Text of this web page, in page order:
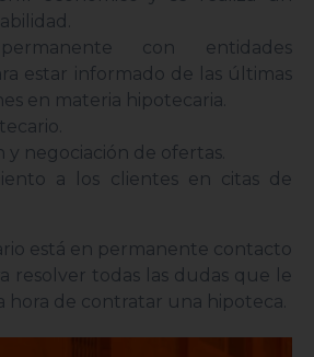
con entidades
estar informado de las últimas
en materia hipotecaria.
y negociación de ofertas.
a los clientes en citas de
está en permanente contacto
resolver todas las dudas que le
hora de contratar una hipoteca.